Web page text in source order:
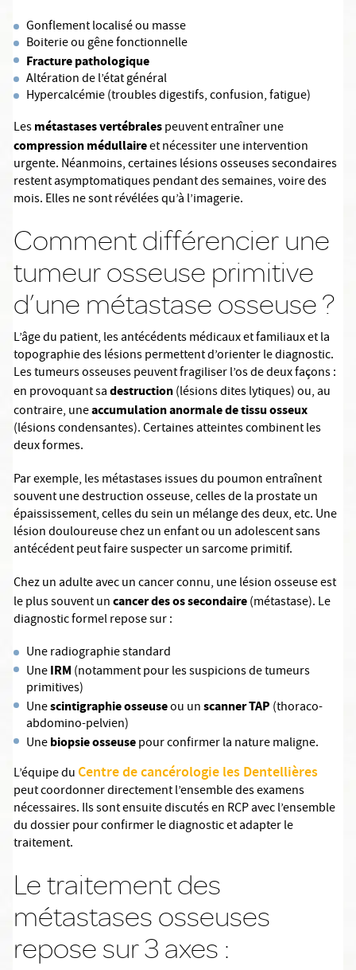
Gonflement localisé ou masse
Boiterie ou gêne fonctionnelle
Fracture pathologique
Altération de l’état général
Hypercalcémie (troubles digestifs, confusion, fatigue)
Lesmétastases vertébralespeuvent entraîner une
compression médullaireet nécessiter une intervention
urgente. Néanmoins, certaines lésions osseuses secondaires
restent asymptomatiques pendant des semaines, voire des
mois. Elles ne sont révélées qu’à l’imagerie.
Comment différencier une
tumeur osseuse primitive
d’une métastase osseuse ?
L’âge du patient, les antécédents médicaux et familiaux et la
topographie des lésions permettent d’orienter le diagnostic.
Les tumeurs osseuses peuvent fragiliser l’os de deux façons :
en provoquant sadestruction(lésions dites lytiques) ou, au
contraire, uneaccumulation anormale de tissu osseux
(lésions condensantes). Certaines atteintes combinent les
deux formes.
Par exemple, les métastases issues du poumon entraînent
souvent une destruction osseuse, celles de la prostate un
épaississement, celles du sein un mélange des deux, etc. Une
lésion douloureuse chez un enfant ou un adolescent sans
antécédent peut faire suspecter un sarcome primitif.
Chez un adulte avec un cancer connu, une lésion osseuse est
le plus souvent uncancer des os secondaire(métastase). Le
diagnostic formel repose sur :
Une radiographie standard
UneIRM (notamment pour les suspicions de tumeurs
primitives)
Unescintigraphie osseuseou unscanner TAP (thoraco-
abdomino-pelvien)
Unebiopsie osseusepour confirmer la nature maligne.
L’équipe du Centre de cancérologie les Dentellières
peut coordonner directement l’ensemble des examens
nécessaires. Ils sont ensuite discutés en RCP avec l’ensemble
du dossier pour confirmer le diagnostic et adapter le
traitement.
Le traitement des
métastases osseuses
repose sur 3 axes :